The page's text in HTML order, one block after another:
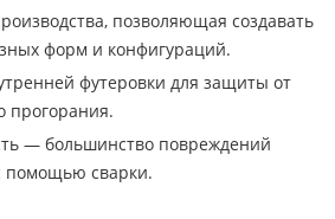
позволяющая создавать
форм и конфигураций.
футеровки для защиты от
прогорания.
— большинство повреждений
помощью сварки.